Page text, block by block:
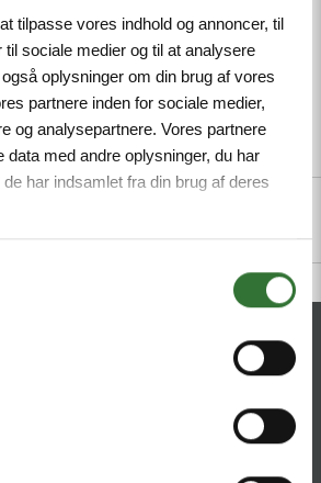
tilpasse vores indhold og annoncer, til
til sociale medier og til at analysere
oplysninger om din brug af vores
partnere inden for sociale medier,
og analysepartnere. Vores partnere
data med andre oplysninger, du har
har indsamlet fra din brug af deres
Specifications Files